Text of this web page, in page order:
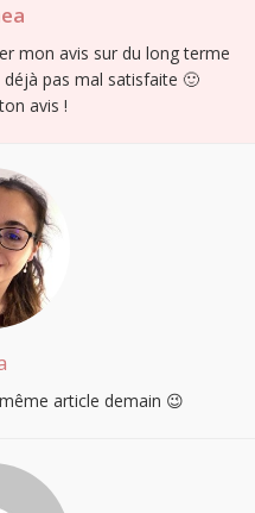
mon avis sur du long terme
pas mal satisfaite 🙂
avis !
article demain 😉